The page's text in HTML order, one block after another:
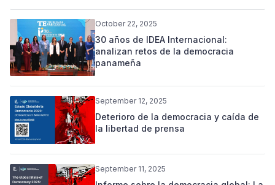
October 22, 2025
30 años de IDEA Internacional:
analizan retos de la democracia
panameña
September 12, 2025
Deterioro de la democracia y caída de
la libertad de prensa
September 11, 2025